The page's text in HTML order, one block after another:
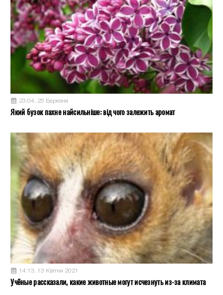
23:04, 25 Березня
Який бузок пахне найсильніше: від чого залежить аромат
14:13, 13 Квітня 2021
Учёные рассказали, какие животные могут исчезнуть из-за климата